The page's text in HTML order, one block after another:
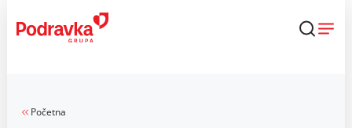
content
Početna